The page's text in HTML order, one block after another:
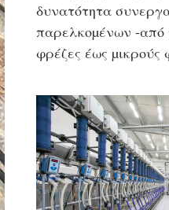
δυνατότητα
παρελκοµένων -από
φρέζες έως µικρούς